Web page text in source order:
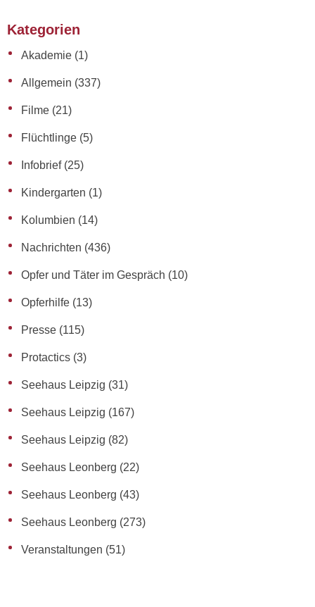
Kategorien
Akademie (1)
Allgemein (337)
Filme (21)
Flüchtlinge (5)
Infobrief(25)
Kindergarten (1)
Kolumbien (14)
Nachrichten (436)
Opfer und Täter im Gespräch (10)
Opferhilfe (13)
Presse (115)
Protactics (3)
Seehaus Leipzig (31)
Seehaus Leipzig (167)
Seehaus Leipzig (82)
Seehaus Leonberg (22)
Seehaus Leonberg (43)
Seehaus Leonberg (273)
Veranstaltungen (51)